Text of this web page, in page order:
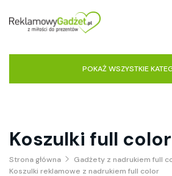
POKAŻ WSZYSTKIE
Koszulki full color
Strona główna
Gadżety z nadrukiem full
Koszulki reklamowe z nadrukiem full color